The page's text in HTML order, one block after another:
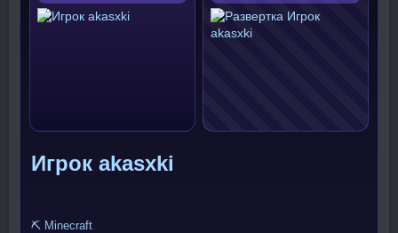
Игрок akasxki
⛏️ Minecraft